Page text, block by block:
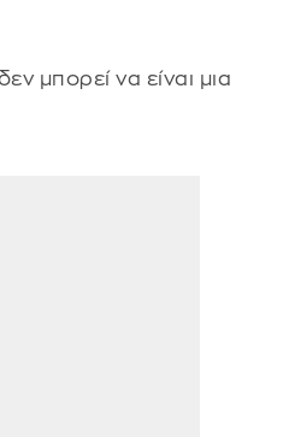
μπορεί να είναι μια